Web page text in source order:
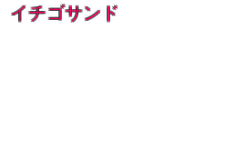
​イチゴサンド